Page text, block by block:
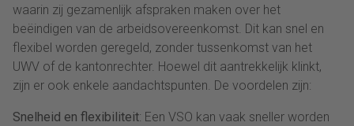
waarin zij gezamenlijk afspraken maken over het
beëindigen van de arbeidsovereenkomst. Dit kan snel en
flexibel worden geregeld, zonder tussenkomst van het
UWV of de kantonrechter. Hoewel dit aantrekkelijk klinkt,
zijn er ook enkele aandachtspunten. De voordelen zijn:
Snelheid en flexibiliteit: Een VSO kan vaak sneller worden